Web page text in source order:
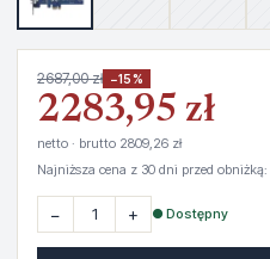
2687,00 zł −15%
2283,95 zł
netto · brutto 2809,26 zł
Najniższa cena z 30 dni przed obniżką:
− + ● Dostępny